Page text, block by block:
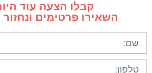
קבלו הצעה עוד
השאירו פרטימים